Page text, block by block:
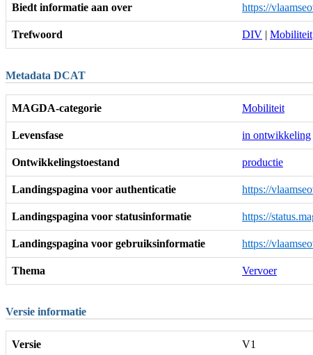
Biedt informatie aan over https://
Trefwoord DIV | Mobiliteit
Metadata DCAT
MAGDA-categorie Mobiliteit
Levensfase in ontwikkeling
Ontwikkelingstoestand productie
Landingspagina voor authenticatie https://
Landingspagina voor statusinformatie https://
Landingspagina voor gebruiksinformatie https://
Thema Vervoer
Versie informatie
Versie V1